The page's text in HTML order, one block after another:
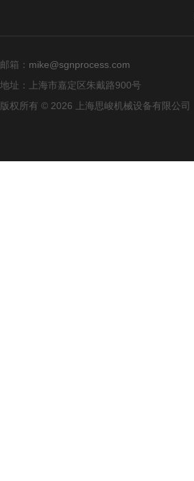
邮箱： mike@sgnprocess.com
地址：上海市嘉定区朱戴路900号
版权所有 © 2026 上海思峻机械设备有限公司